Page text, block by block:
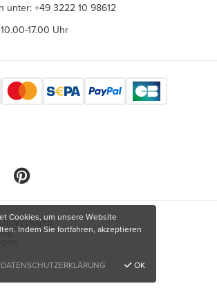
unter: +49 3222 10 98612
17.00 Uhr
Cookies, um unsere Website
Indem Sie fortfahren, akzeptieren
DATENSCHUTZERKLÄRUNG
OK